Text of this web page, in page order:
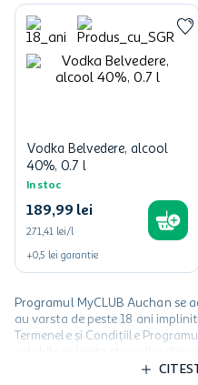
Vodka Belvedere, alcool
40%, 0.7 l
In stoc
189,99 lei
271,41 lei/l
+0,5 lei garantie
Programul MyCLUB Auchan se
au varsta de peste 18 ani
Termenele și Condițiile
limita a 12 unitati / card client o